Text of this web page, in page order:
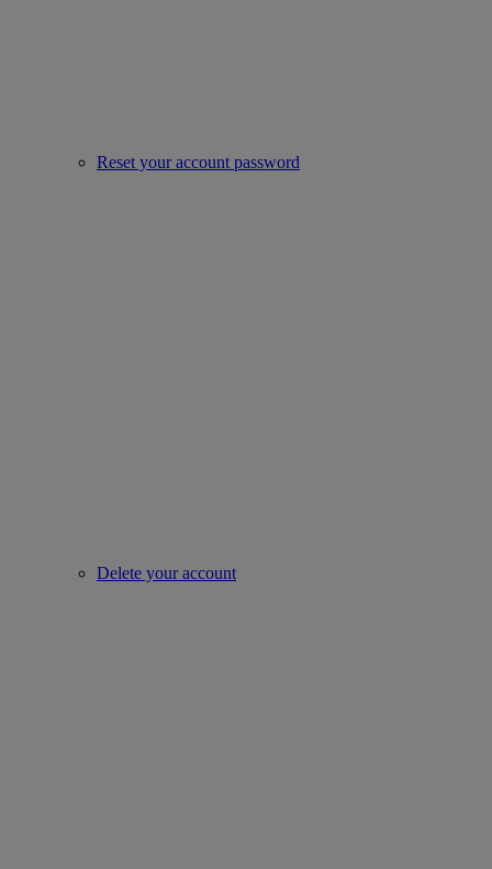
Reset your account password
Delete your account